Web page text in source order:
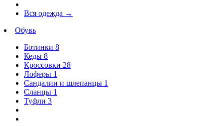
Вся одежда →
Обувь
Ботинки 8
Кеды 8
Кроссовки 28
Лоферы 1
Сандалии и шлепанцы 1
Сланцы 1
Туфли 3